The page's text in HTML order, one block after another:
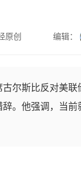
原创 编辑：
古尔斯比反对美
。他强调，当